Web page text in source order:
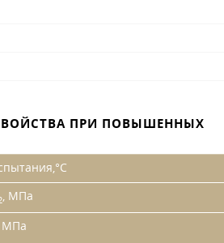
ПРИ ПОВЫШЕННЫХ
, МПа
МПа